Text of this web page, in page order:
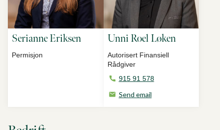
Serianne Eriksen
Permisjon
Unni Roel Løken
Autorisert Finansiell
Rådgiver
915 91 578
Send email